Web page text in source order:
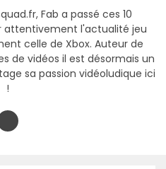
Fab a passé ces 10
attentivement l'actualité jeu
celle de Xbox. Auteur de
de vidéos il est désormais un
sa passion vidéoludique ici
!